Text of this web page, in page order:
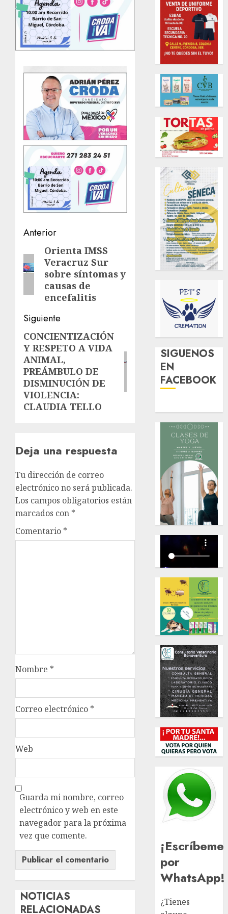
Navegación
de
entradas
Anterior
Entrada
anterior:
Orienta IMSS
Veracruz Sur
sobre síntomas y
causas de
encefalitis
Siguiente
Siguiente
entrada:
CONCIENTIZACIÓN
Y RESPETO A VIDA
ANIMAL,
PREÁMBULO DE
DISMINUCIÓN DE
VIOLENCIA:
CLAUDIA TELLO
Deja una respuesta
Tu dirección de correo
electrónico no será publicada.
Los campos obligatorios están
marcados con *
Comentario *
Nombre *
Correo electrónico *
Web
Guarda mi nombre, correo
electrónico y web en este
navegador para la próxima
vez que comente.
NOTICIAS
RELACIONADAS
SIGUENOS
EN
FACEBOOK
¡Escríbeme
por
WhatsApp!
¿Tienes